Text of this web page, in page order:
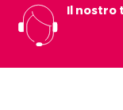
Il nostro